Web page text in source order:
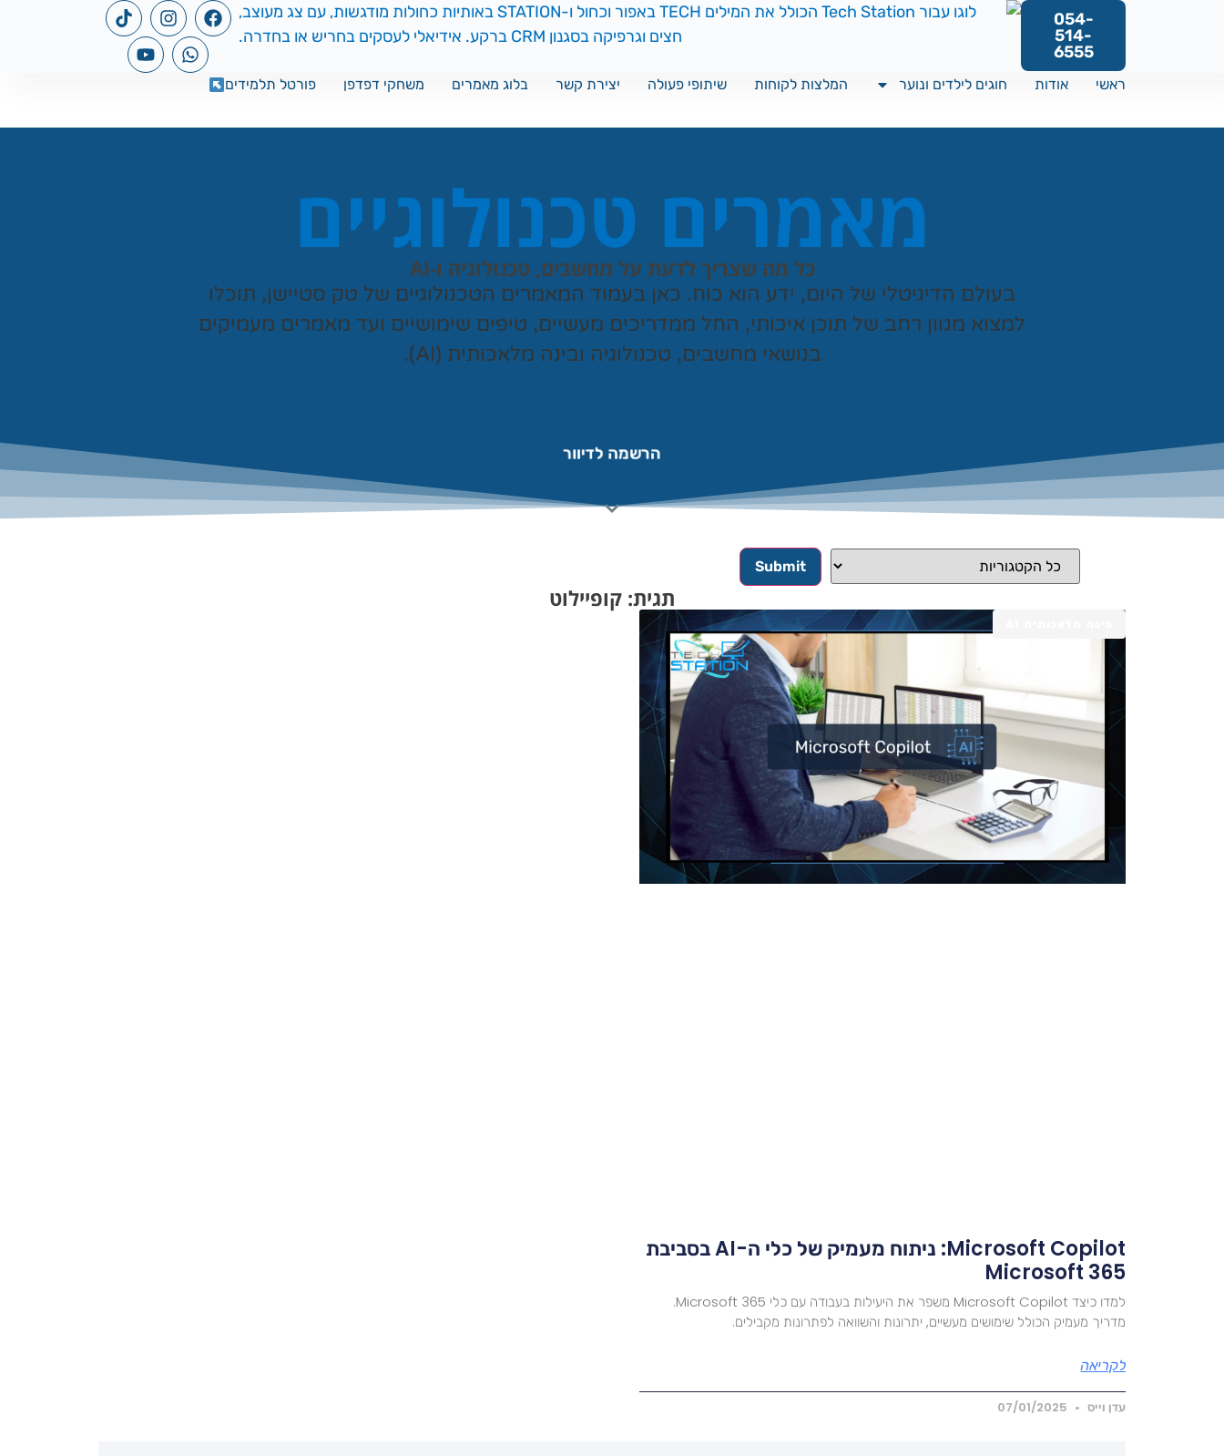
054-
514-
6555
ראשי אודות חוגים לילדים ונוער המלצות לקוחות שיתופי פעולה יצירת קשר בלוג מאמרים משחקי דפדפן פורטל תלמידים
מאמרים טכנולוגיים
כל מה שצריך לדעת על מחשבים, טכנולוגיה ו-AI
בעולם הדיגיטלי של היום, ידע הוא כוח. כאן בעמוד המאמרים הטכנולוגיים של טק סטיישן, תוכלו
למצוא מגוון רחב של תוכן איכותי, החל ממדריכים מעשיים, טיפים שימושיים ועד מאמרים מעמיקים
בנושאי מחשבים, טכנולוגיה ובינה מלאכותית (AI).
הרשמה לדיוור
תגית: קופיילוט
Microsoft Copilot: ניתוח מעמיק של כלי ה-AI בסביבת
Microsoft 365
למדו כיצד Microsoft Copilot משפר את היעילות בעבודה עם כלי Microsoft 365.
מדריך מעמיק הכולל שימושים מעשיים, יתרונות והשוואה לפתרונות מקבילים.
לקריאה
עדן וייס